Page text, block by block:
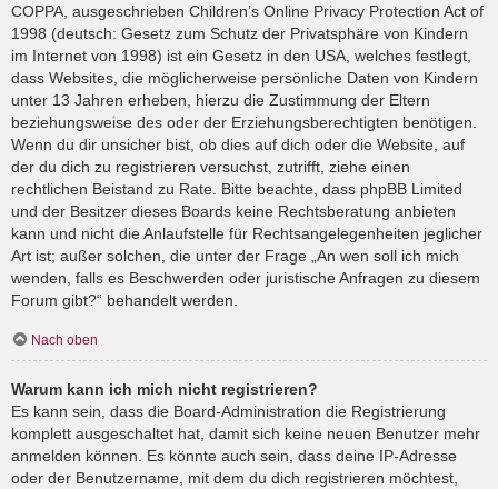
COPPA, ausgeschrieben Children’s Online Privacy Protection Act of
1998 (deutsch: Gesetz zum Schutz der Privatsphäre von Kindern
im Internet von 1998) ist ein Gesetz in den USA, welches festlegt,
dass Websites, die möglicherweise persönliche Daten von Kindern
unter 13 Jahren erheben, hierzu die Zustimmung der Eltern
beziehungsweise des oder der Erziehungsberechtigten benötigen.
Wenn du dir unsicher bist, ob dies auf dich oder die Website, auf
der du dich zu registrieren versuchst, zutrifft, ziehe einen
rechtlichen Beistand zu Rate. Bitte beachte, dass phpBB Limited
und der Besitzer dieses Boards keine Rechtsberatung anbieten
kann und nicht die Anlaufstelle für Rechtsangelegenheiten jeglicher
Art ist; außer solchen, die unter der Frage „An wen soll ich mich
wenden, falls es Beschwerden oder juristische Anfragen zu diesem
Forum gibt?“ behandelt werden.
Nach oben
Warum kann ich mich nicht registrieren?
Es kann sein, dass die Board-Administration die Registrierung
komplett ausgeschaltet hat, damit sich keine neuen Benutzer mehr
anmelden können. Es könnte auch sein, dass deine IP-Adresse
oder der Benutzername, mit dem du dich registrieren möchtest,